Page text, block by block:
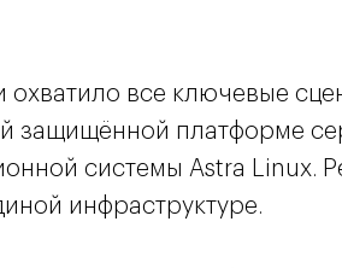
охватило все ключевые
защищённой платформе
системы Astra Linux.
инфраструктуре.